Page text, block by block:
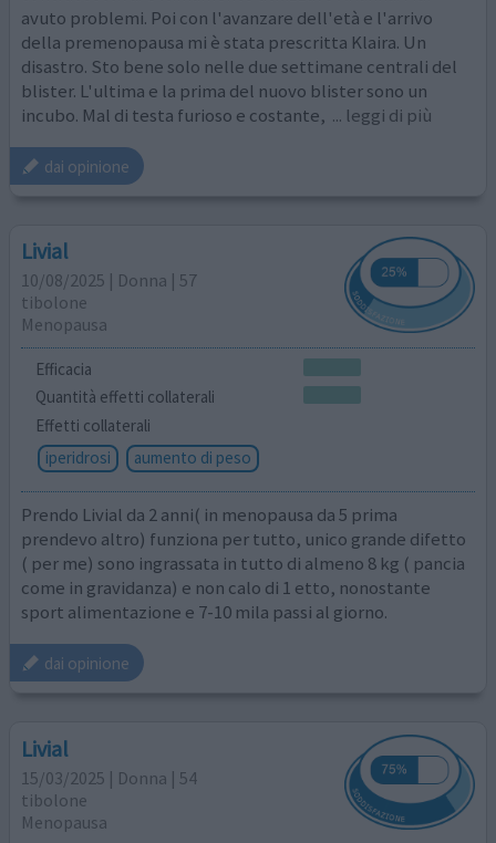
avuto problemi. Poi con l'avanzare dell'età e l'arrivo
della premenopausa mi è stata prescritta Klaira. Un
disastro. Sto bene solo nelle due settimane centrali del
blister. L'ultima e la prima del nuovo blister sono un
incubo. Mal di testa furioso e costante, ... leggi di più
dai opinione
Livial
10/08/2025 | Donna | 57
tibolone
Menopausa
Efficacia
Quantità effetti collaterali
Effetti collaterali
iperidrosi
aumento di peso
Prendo Livial da 2 anni( in menopausa da 5 prima
prendevo altro) funziona per tutto, unico grande difetto
( per me) sono ingrassata in tutto di almeno 8 kg ( pancia
come in gravidanza) e non calo di 1 etto, nonostante
sport alimentazione e 7-10 mila passi al giorno.
dai opinione
Livial
15/03/2025 | Donna | 54
tibolone
Menopausa